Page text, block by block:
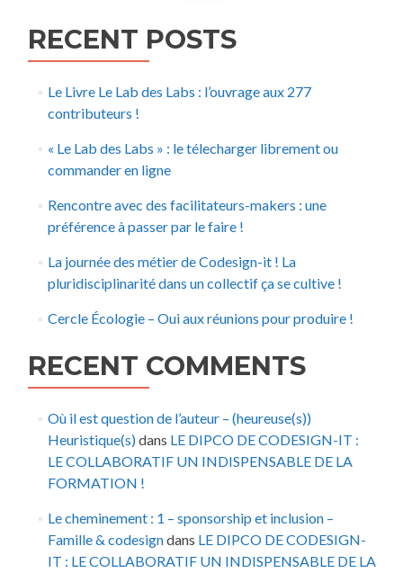
RECENT POSTS
Le Livre Le Lab des Labs : l’ouvrage aux 277
contributeurs !
« Le Lab des Labs » : le télecharger librement ou
commander en ligne
Rencontre avec des facilitateurs-makers : une
préférence à passer par le faire !
La journée des métier de Codesign-it ! La
pluridisciplinarité dans un collectif ça se cultive !
Cercle Écologie – Oui aux réunions pour produire !
RECENT COMMENTS
Où il est question de l’auteur – (heureuse(s))
Heuristique(s)dans LE DIPCO DE CODESIGN-IT :
LE COLLABORATIF UN INDISPENSABLE DE LA
FORMATION !
Le cheminement : 1 – sponsorship et inclusion –
Famille & codesigndans LE DIPCO DE CODESIGN-
IT : LE COLLABORATIF UN INDISPENSABLE DE LA